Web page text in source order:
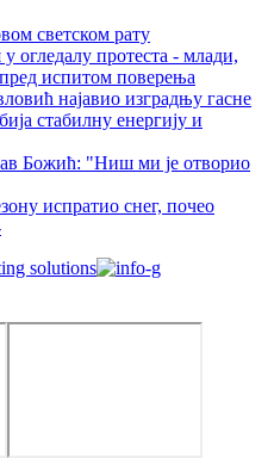
светском рату
огледалу протеста - млади,
испитом поверења
најавио изградњу гасне
стабилну енергију и
Божић: "Ниш ми је отворио
испратио снег, почео